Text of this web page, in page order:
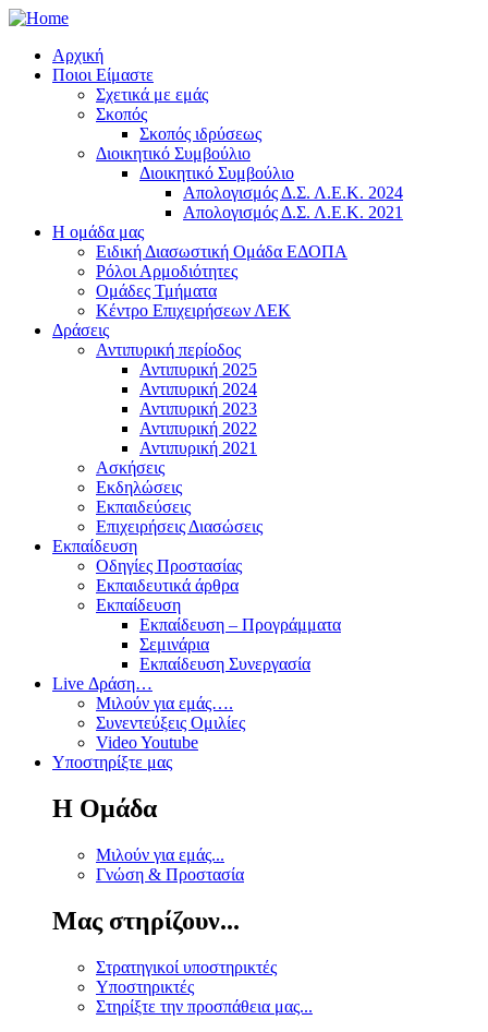
Αρχική
Ποιοι Είμαστε
Σχετικά με εμάς
Σκοπός
Σκοπός ιδρύσεως
Διοικητικό Συμβούλιο
Διοικητικό Συμβούλιο
Απολογισμός Δ.Σ. Λ.Ε.Κ. 2024
Απολογισμός Δ.Σ. Λ.Ε.Κ. 2021
Η ομάδα μας
Ειδική Διασωστική Ομάδα ΕΔΟΠΑ
Ρόλοι Αρμοδιότητες
Ομάδες Τμήματα
Κέντρο Επιχειρήσεων ΛΕΚ
Δράσεις
Αντιπυρική περίοδος
Αντιπυρική 2025
Αντιπυρική 2024
Αντιπυρική 2023
Αντιπυρική 2022
Αντιπυρική 2021
Ασκήσεις
Εκδηλώσεις
Εκπαιδεύσεις
Επιχειρήσεις Διασώσεις
Εκπαίδευση
Οδηγίες Προστασίας
Εκπαιδευτικά άρθρα
Εκπαίδευση
Εκπαίδευση – Προγράμματα
Σεμινάρια
Εκπαίδευση Συνεργασία
Live Δράση…
Μιλούν για εμάς….
Συνεντεύξεις Ομιλίες
Video Youtube
Υποστηρίξτε μας
Η Ομάδα
Μιλούν για εμάς...
Γνώση & Προστασία
Μας στηρίζουν...
Στρατηγικοί υποστηρικτές
Υποστηρικτές
Στηρίξτε την προσπάθεια μας...